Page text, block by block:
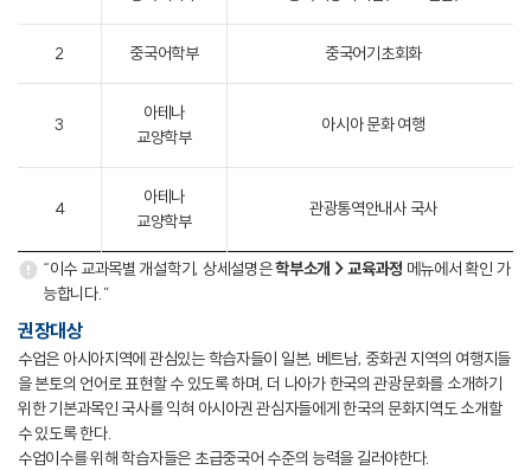
2 중국어학부 중국어기초회화
3
아테나
교양학부
아시아 문화 여행
4
아테나
교양학부
관광통역안내사 국사
“이수 교과목별 개설학기, 상세설명은학부소개 > 교육과정 메뉴에서 확인 가
능합니다.”
권장대상
수업은 아시아지역에 관심있는 학습자들이 일본, 베트남, 중화권 지역의 여행지들
을 본토의 언어로 표현할 수 있도록 하며, 더 나아가 한국의 관광문화를 소개하기
위한 기본과목인 국사를 익혀 아시아권 관심자들에게 한국의 문화지역도 소개할
수 있도록 한다.
수업이수를 위해 학습자들은 초급중국어 수준의 능력을 길러야한다.